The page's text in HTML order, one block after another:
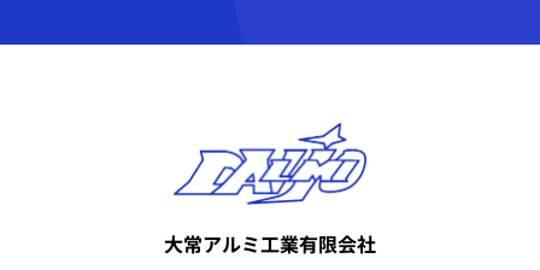
大常アルミ工業有限会社